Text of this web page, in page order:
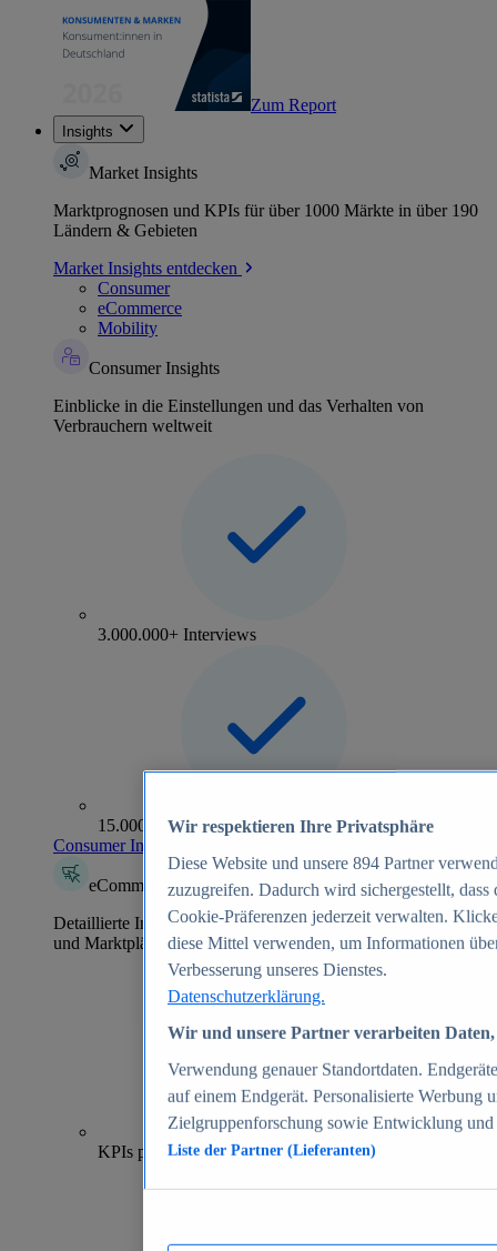
Zum Report
Insights
Market Insights
Marktprognosen und KPIs für über 1000 Märkte in über 190
Ländern & Gebieten
Market Insights entdecken
Consumer
eCommerce
Mobility
Consumer Insights
Einblicke in die Einstellungen und das Verhalten von
Verbrauchern weltweit
3.000.000+ Interviews
15.000+ Marken
Consumer Insights entdecken
eCommerce Insights
Detaillierte Informationen zu mehr als 39.000 Online-Shops
und Marktplätzen
70+
KPIs pro Shop
Wir respektieren Ihre Privatsphäre
Diese Website und unsere 894 Partner
zuzugreifen. Dadurch wird sichergestellt,
Cookie-Präferenzen jederzeit verwalten.
diese Mittel verwenden, um Informationen
Verbesserung unseres Dienstes.
Datenschutzerklärung.
Wir und unsere Partner verarbeiten
Verwendung genauer Standortdaten.
auf einem Endgerät. Personalisierte Werbung
Zielgruppenforschung sowie Entwicklung
Liste der Partner (Lieferanten)